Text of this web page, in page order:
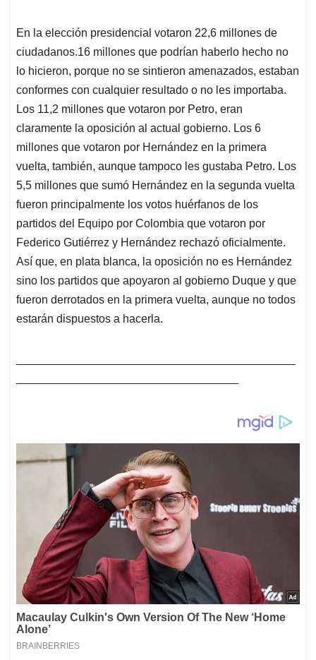
En la elección presidencial votaron 22,6 millones de
ciudadanos.16 millones que podrían haberlo hecho no
lo hicieron, porque no se sintieron amenazados, estaban
conformes con cualquier resultado o no les importaba.
Los 11,2 millones que votaron por Petro, eran
claramente la oposición al actual gobierno. Los 6
millones que votaron por Hernández en la primera
vuelta, también, aunque tampoco les gustaba Petro. Los
5,5 millones que sumó Hernández en la segunda vuelta
fueron principalmente los votos huérfanos de los
partidos del Equipo por Colombia que votaron por
Federico Gutiérrez y Hernández rechazó oficialmente.
Así que, en plata blanca, la oposición no es Hernández
sino los partidos que apoyaron al gobierno Duque y que
fueron derrotados en la primera vuelta, aunque no todos
estarán dispuestos a hacerla.